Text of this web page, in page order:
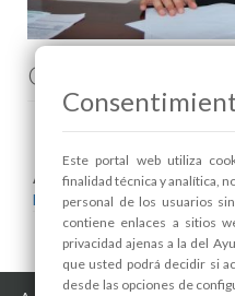
Comenta esta
Areas relacionadas:
Educación
Este portal web utiliza
finalidad técnica y analítica,
personal de los usuarios
contiene enlaces a sitios
privacidad ajenas a la del
que usted podrá decidir si
desde las opciones de